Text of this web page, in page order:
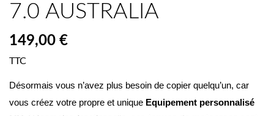
7.0 AUSTRALIA
149,00 €
TTC
Désormais vous n’avez plus besoin de copier quelqu’un, car
vous créez votre propre et unique Equipement personnalisé